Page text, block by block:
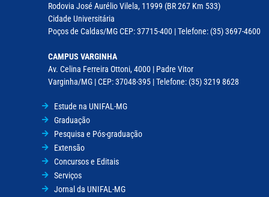
Rodovia José Aurélio Vilela, 11999 (BR 267 Km 533)
Cidade Universitária
Poços de Caldas/MG CEP: 37715-400 | Telefone: (35) 3697-4600
CAMPUS VARGINHA
Av. Celina Ferreira Ottoni, 4000 | Padre Vitor
Varginha/MG | CEP: 37048-395 | Telefone: (35) 3219 8628
Estude na UNIFAL-MG
Graduação
Pesquisa e Pós-graduação
Extensão
Concursos e Editais
Serviços
Jornal da UNIFAL-MG